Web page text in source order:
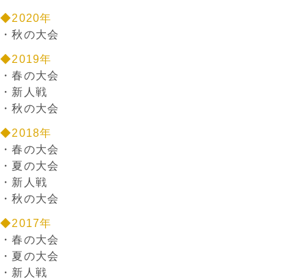
◆2020年
・秋の大会
◆2019年
・春の大会
・ 新人戦
・秋の大会
◆2018年
・春の大会
・ 夏の大会
・ 新人戦
・秋の大会
◆2017年
・春の大会
・ 夏の大会
・ 新人戦